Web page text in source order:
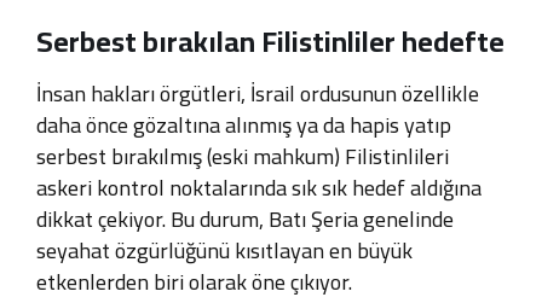
Serbest bırakılan Filistinliler hedefte
İnsan hakları örgütleri, İsrail ordusunun özellikle
daha önce gözaltına alınmış ya da hapis yatıp
serbest bırakılmış (eski mahkum) Filistinlileri
askeri kontrol noktalarında sık sık hedef aldığına
dikkat çekiyor. Bu durum, Batı Şeria genelinde
seyahat özgürlüğünü kısıtlayan en büyük
etkenlerden biri olarak öne çıkıyor.